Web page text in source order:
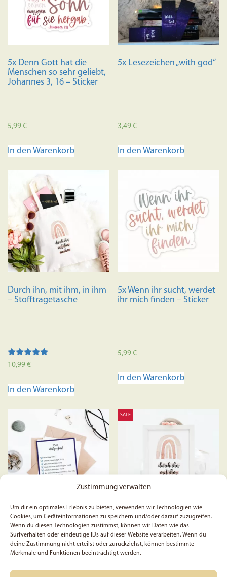
Zustimmung verwalten
Um dir ein optimales Erlebnis zu bieten, verwenden wir Technologien wie
Cookies, um Geräteinformationen zu speichern und/oder darauf zuzugreifen.
Wenn du diesen Technologien zustimmst, können wir Daten wie das
Surfverhalten oder eindeutige IDs auf dieser Website verarbeiten. Wenn du
deine Zustimmung nicht erteilst oder zurückziehst, können bestimmte
Merkmale und Funktionen beeinträchtigt werden.
5x Denn Gott hat die
Menschen so sehr geliebt,
Johannes 3, 16 – Sticker
5,99€
In den Warenkorb
5x Lesezeichen „with god“
3,49€
In den Warenkorb
Durch ihn, mit ihm, in ihm
– Stofftragetasche
Bewertet mit
10,99€
In den Warenkorb
5x Wenn ihr sucht, werdet
ihr mich finden – Sticker
5,99€
In den Warenkorb
Biblestudy-Card – Heiliger
Geist
SALE
Durch ihn, mit ihm, in ihm
– Poster